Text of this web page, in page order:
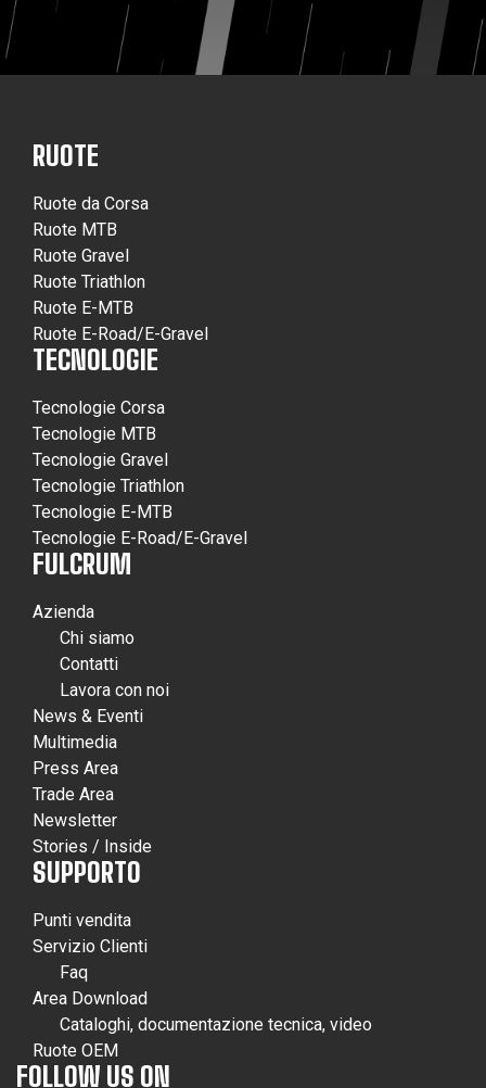
RUOTE
Ruote da Corsa
Ruote MTB
Ruote Gravel
Ruote Triathlon
Ruote E-MTB
Ruote E-Road/E-Gravel
TECNOLOGIE
Tecnologie Corsa
Tecnologie MTB
Tecnologie Gravel
Tecnologie Triathlon
Tecnologie E-MTB
Tecnologie E-Road/E-Gravel
FULCRUM
Azienda
Chi siamo
Contatti
Lavora con noi
News & Eventi
Multimedia
Press Area
Trade Area
Newsletter
Stories / Inside
SUPPORTO
Punti vendita
Servizio Clienti
Faq
Area Download
Cataloghi, documentazione tecnica, video
Ruote OEM
FOLLOW US ON